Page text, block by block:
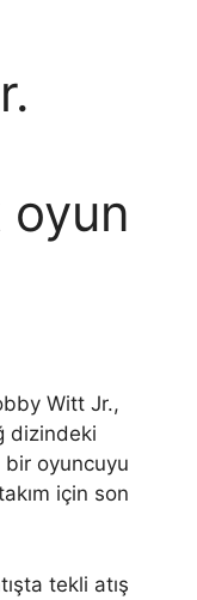
Witt Jr.,
dizindeki
bir oyuncuyu
için son
tekli atış